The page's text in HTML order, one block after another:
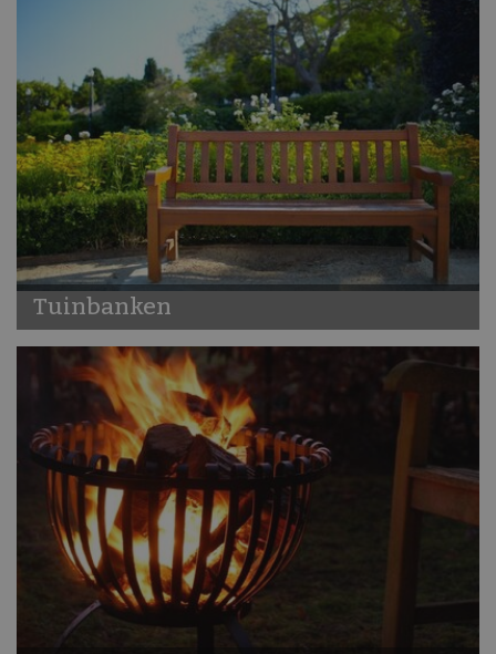
Tuinbanken